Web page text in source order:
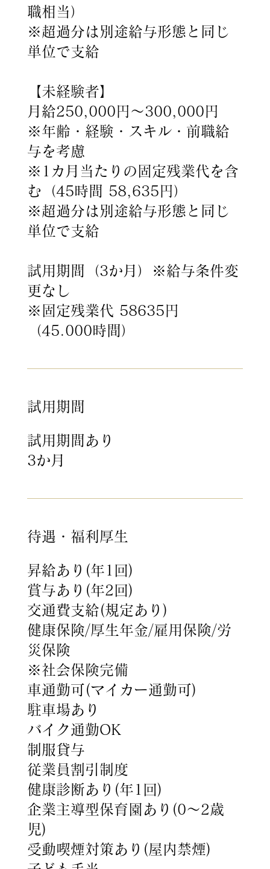
職相当）
※超過分は別途給与形態と同じ
単位で支給
【未経験者】
月給250,000円～300,000円
※年齢・経験・スキル・前職給
与を考慮
※1カ月当たりの固定残業代を含
む（45時間 58,635円）
※超過分は別途給与形態と同じ
単位で支給
試用期間（3か月）※給与条件変
更なし
※固定残業代 58635円
（45.000時間）
試用期間
試用期間あり
3か月
待遇・福利厚生
昇給あり(年1回)
賞与あり(年2回)
交通費支給(規定あり)
健康保険/厚生年金/雇用保険/労
災保険
※社会保険完備
車通勤可(マイカー通勤可)
駐車場あり
バイク通勤OK
制服貸与
従業員割引制度
健康診断あり(年1回)
企業主導型保育園あり(0～2歳
児)
受動喫煙対策あり(屋内禁煙)